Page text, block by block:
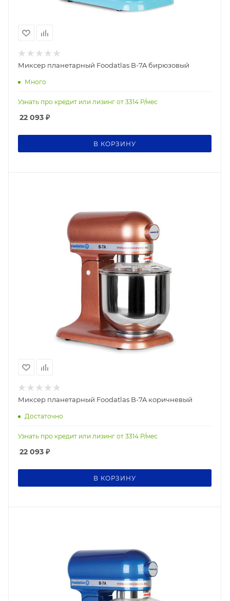
Миксер планетарный Foodatlas B-7A бирюзовый
Много
Узнать про кредит или лизинг от 3314 Р/мес
22 093 ₽
В КОРЗИНУ
Миксер планетарный Foodatlas B-7A коричневый
Достаточно
Узнать про кредит или лизинг от 3314 Р/мес
22 093 ₽
В КОРЗИНУ